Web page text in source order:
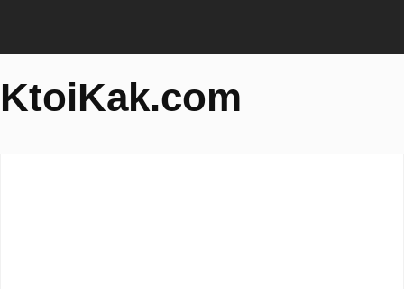
KtoiKak.com